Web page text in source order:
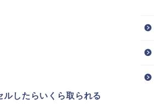
ルしたらいくら取られる